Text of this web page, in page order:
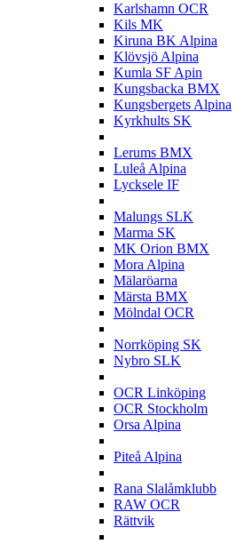
Karlshamn OCR
Kils MK
Kiruna BK Alpina
Klövsjö Alpina
Kumla SF Apin
Kungsbacka BMX
Kungsbergets Alpina
Kyrkhults SK
Lerums BMX
Luleå Alpina
Lycksele IF
Malungs SLK
Marma SK
MK Orion BMX
Mora Alpina
Mälaröarna
Märsta BMX
Mölndal OCR
Norrköping SK
Nybro SLK
OCR Linköping
OCR Stockholm
Orsa Alpina
Piteå Alpina
Rana Slalåmklubb
RAW OCR
Rättvik